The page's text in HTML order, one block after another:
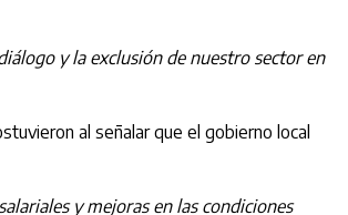
y la exclusión de nuestro sector en
al señalar que el gobierno local
y mejoras en las condiciones